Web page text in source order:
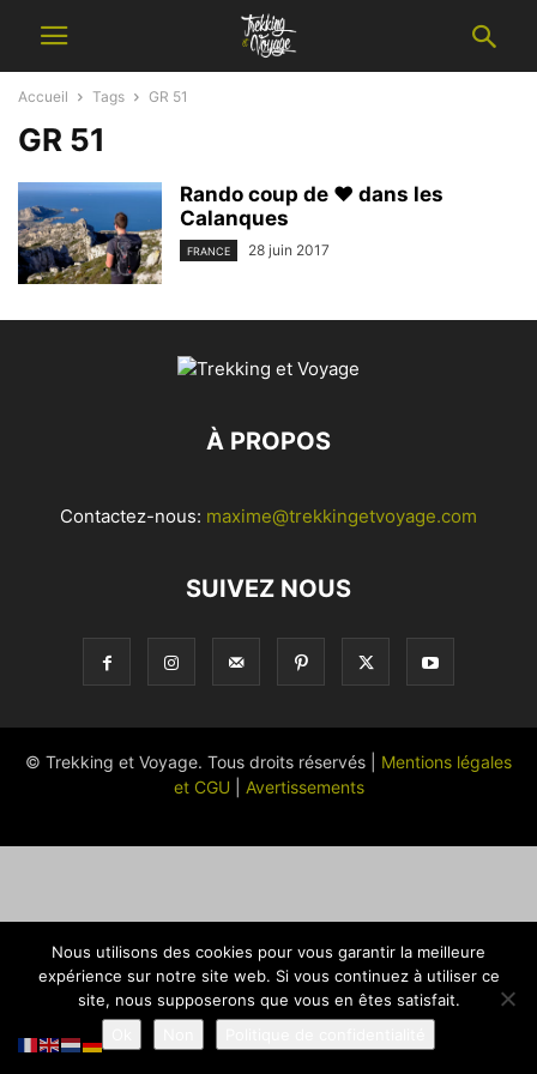
Accueil Tags GR 51
GR 51
Rando coup de ♥ dans les
Calanques
FRANCE 28 juin 2017
À PROPOS
Contactez-nous: maxime@trekkingetvoyage.com
SUIVEZ NOUS
© Trekking et Voyage. Tous droits réservés | Mentions légales
et CGU
Avertissements
Nous utilisons des cookies pour vous garantir la meilleure
expérience sur notre site web. Si vous continuez à utiliser ce
site, nous supposerons que vous en êtes satisfait.